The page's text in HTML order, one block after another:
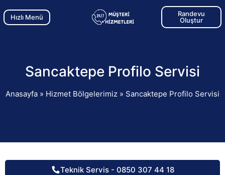
Hızlı Menü
Randevu
Oluştur
Sancaktepe Profilo Servisi
Anasayfa » Hizmet Bölgelerimiz » Sancaktepe Profilo Servisi
Teknik Servis - 0850 307 44 18